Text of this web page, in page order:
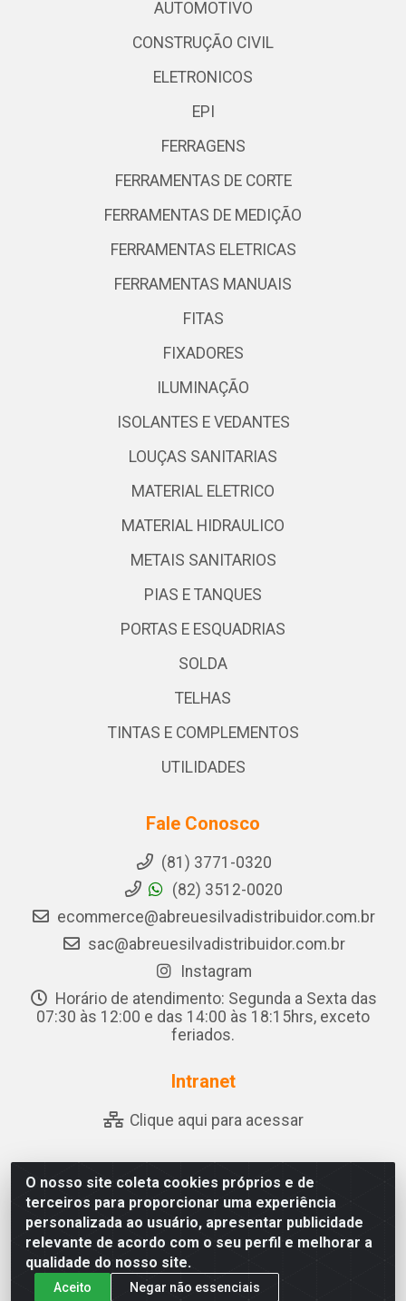
O nosso site coleta cookies próprios e de
terceiros para proporcionar uma experiência
personalizada ao usuário, apresentar publicidade
relevante de acordo com o seu perfil e melhorar a
qualidade do nosso site.
Aceito Negar não essenciais
AUTOMOTIVO
CONSTRUÇÃO CIVIL
ELETRONICOS
EPI
FERRAGENS
FERRAMENTAS DE CORTE
FERRAMENTAS DE MEDIÇÃO
FERRAMENTAS ELETRICAS
FERRAMENTAS MANUAIS
FITAS
FIXADORES
ILUMINAÇÃO
ISOLANTES E VEDANTES
LOUÇAS SANITARIAS
MATERIAL ELETRICO
MATERIAL HIDRAULICO
METAIS SANITARIOS
PIAS E TANQUES
PORTAS E ESQUADRIAS
SOLDA
TELHAS
TINTAS E COMPLEMENTOS
UTILIDADES
Fale Conosco
(81) 3771-0320
(82) 3512-0020
ecommerce@abreuesilvadistribuidor.com.br
sac@abreuesilvadistribuidor.com.br
Instagram
Horário de atendimento: Segunda a Sexta das
07:30 às 12:00 e das 14:00 às 18:15hrs, exceto
feriados.
Intranet
Clique aqui para acessar
Abreu & Silva - Rua Padre Jose de Souza Leite, 265 - Ariado,
Olho D'Água das Flores/AL - CEP 57.442-000 - CNPJ
04.790.656/0001-06